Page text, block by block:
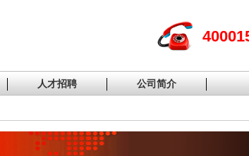
人才招聘 公司简介